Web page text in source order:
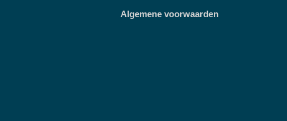
Algemene voorwaarden